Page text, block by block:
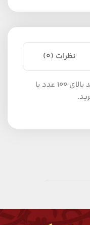
نظرات (0)
لطفا برای سفارش و اطلاع قیمت تولید بالای 100 عدد با